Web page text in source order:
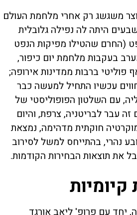
משגשג רק אחרי מלחמת העולם
היתה לה נפילה גלובלית
(החרם שהטילו מפיקות הנפט
בעקבות מלחמת יום כיפור,
פוליטי ברבות ממדינות אירופה;
עכשיו התחיל למעשה כבר
עם השלטון הפופוליסטי של
זה עבר לבריטניה, צרפת, והיום
חוקתית מדהימה, נמצאת
נהרי, בהתייחס למשל לסירוב
את תוצאות הבחירות הקודמות.